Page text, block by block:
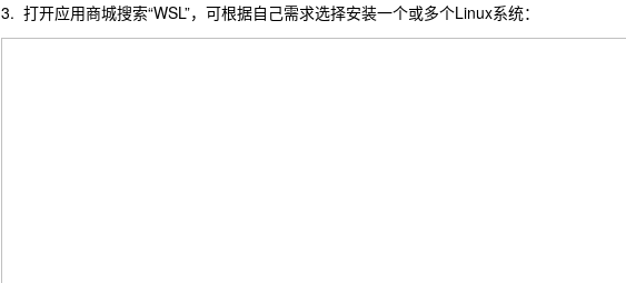
3. 打开应用商城搜索“WSL”，可根据自己需求选择安装一个或多个Linux系统：